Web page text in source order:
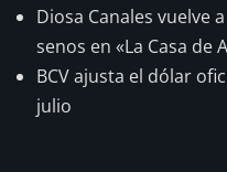
Diosa Canales vuelve
senos en «La Casa de
BCV ajusta el dólar
julio